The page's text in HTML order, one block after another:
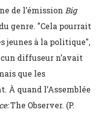
de l’émission Big
genre. "Cela pourrait
jeunes à la politique",
diffuseur n’avait
que les
À quand l’Assemblée
The Observer. (P.